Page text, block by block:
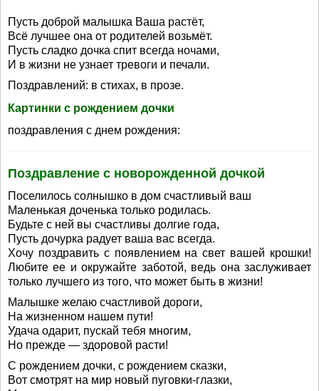
Пусть доброй малышка Ваша растёт,
Всё лучшее она от родителей возьмёт.
Пусть сладко дочка спит всегда ночами,
И в жизни не узнает тревоги и печали.
Поздравлений: в стихах, в прозе.
Картинки с рождением дочки
поздравления с днем рождения:
Поздравление с новорожденной дочкой
Поселилось солнышко в дом счастливый ваш
Маленькая доченька только родилась.
Будьте с ней вы счастливы долгие года,
Пусть дочурка радует ваша вас всегда.
Хочу поздравить с появлением на свет вашей крошки!
Любите ее и окружайте заботой, ведь она заслуживает
только лучшего из того, что может быть в жизни!
Малышке желаю счастливой дороги,
На жизненном нашем пути!
Удача одарит, пускай тебя многим,
Но прежде — здоровой расти!
С рождением дочки, с рождением сказки,
Вот смотрят на мир новый пуговки-глазки,